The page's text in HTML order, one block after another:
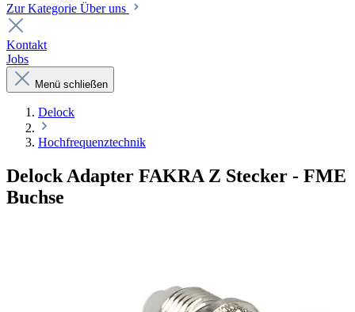
Zur Kategorie Über uns
Kontakt
Jobs
Menü schließen
Delock
Hochfrequenztechnik
Delock Adapter FAKRA Z Stecker - FME
Buchse